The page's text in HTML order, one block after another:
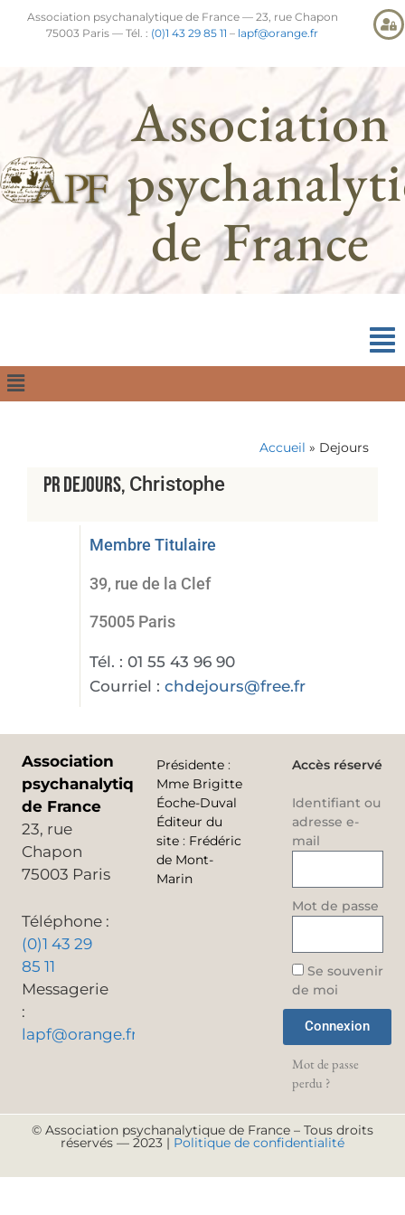
Association psychanalytique de France — 23, rue Chapon
75003 Paris — Tél. : (0)1 43 29 85 11 – lapf@orange.fr
Association
de France
Accueil » Dejours
PrDejours Christophe
Membre Titulaire
39, rue de la Clef
75005 Paris
Tél. :01 55 43 96 90
Courriel :chdejours@free.fr
Association
psychanalytique
de France
23, rue
Chapon
75003 Paris
Téléphone :
(0)1 43 29
85 11
Messagerie
:
lapf@orange.fr
Présidente :
Mme Brigitte
Éoche-Duval
Éditeur du
site : Frédéric
de Mont-
Marin
Accès réservé
Identifiant ou
adresse e-
mail
Mot de passe
Se souvenir
de moi
Connexion
Mot de passe
perdu ?
© Association psychanalytique de France – Tous droits
réservés — 2023 | Politique de confidentialité